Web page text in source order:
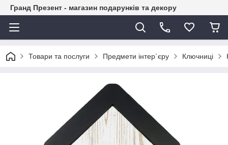
Гранд Презент - магазин подарунків та декору
Товари та послуги Предмети інтер`єру Ключниці